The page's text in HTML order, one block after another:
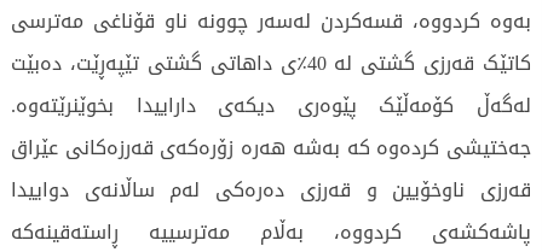
بەوە کردووە، قسەکردن لەسەر چوونە ناو قۆناغی مەترسی
کاتێک قەرزی گشتی لە 40٪ی داهاتی گشتی تێپەڕێت، دەبێت
لەگەڵ کۆمەڵێک پێوەری دیکەی داراییدا بخوێنرێتەوە.
جەختیشی کردەوە کە بەشە هەرە زۆرەکەی قەرزەکانی عێراق
قەرزی ناوخۆیین و قەرزی دەرەکی لەم ساڵانەی دواییدا
پاشەکشەی کردووە، بەڵام مەترسییە ڕاستەقینەکە